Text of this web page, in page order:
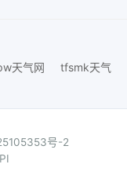
天气网
tfsmk天气
号-2